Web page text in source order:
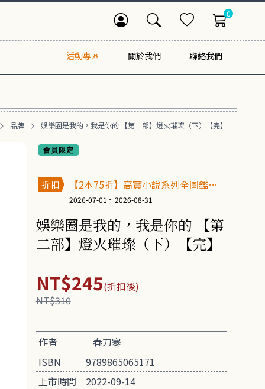
0
活動專區 關於我們 聯絡我們
品牌 娛樂圈是我的，我是你的 【第二部】燈火璀璨（下）【完】
會員限定
折扣
【2本75折】高寶小說系列全圖鑑書
展
2026-07-01 ~ 2026-08-31
娛樂圈是我的，我是你的 【第
二部】燈火璀璨（下）【完】
NT$245(折扣後)
NT$310
作者
春刀寒
ISBN
9789865065171
上市時間
2022-09-14